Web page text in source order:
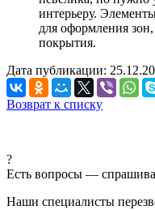
интерьеру.
для оформления
покрытия.
Дата публикации:
Возврат к списку
?
Есть вопросы —
Наши специалисты